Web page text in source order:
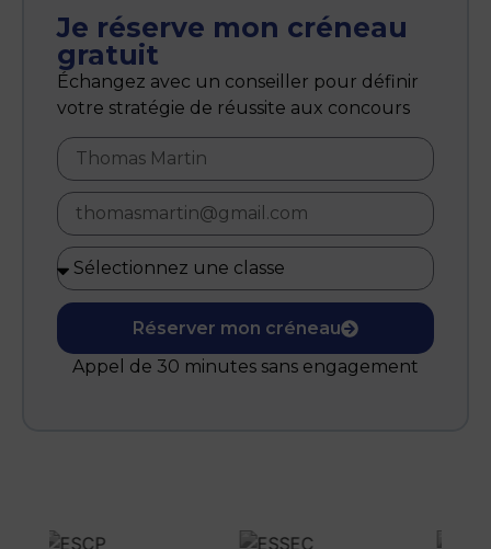
Je réserve mon créneau
gratuit
Échangez avec un conseiller pour définir
votre stratégie de réussite aux concours
Réserver mon créneau
Appel de 30 minutes sans engagement